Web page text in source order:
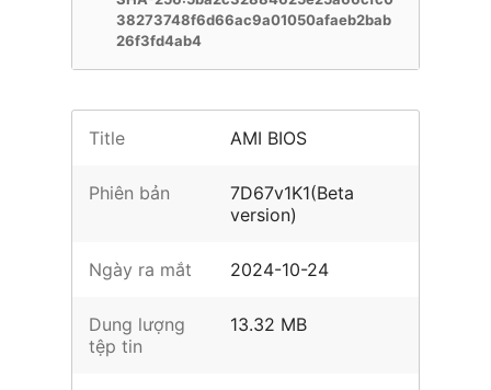
38273748f6d66ac9a01050afaeb2bab
26f3fd4ab4
Title AMI BIOS
Phiên bản
7D67v1K1(Beta
version)
Ngày ra mắt 2024-10-24
Dung lượng
tệp tin
13.32 MB